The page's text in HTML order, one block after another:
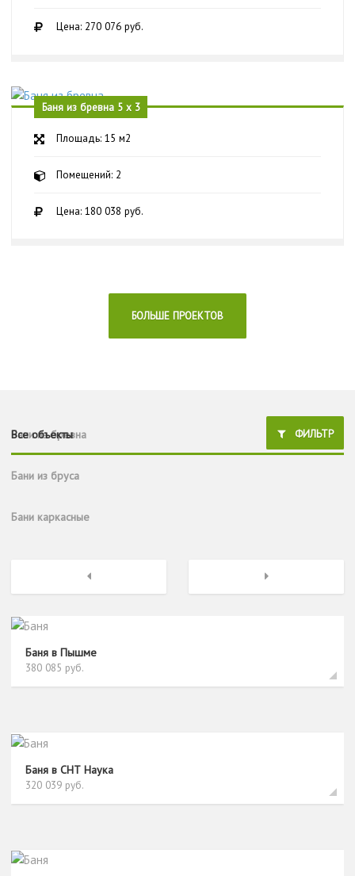
Цена: 270 076 руб.
Площадь: 15 м2
Помещений: 2
Цена: 180 038 руб.
Баня из бревна 5 х 3
БОЛЬШЕ ПРОЕКТОВ
Previous Next
ФИЛЬТР
Все объекты
Бани из бревна
Бани из бруса
Бани каркасные
Баня в Пышме
380 085 руб.
Баня в СНТ Наука
320 039 руб.